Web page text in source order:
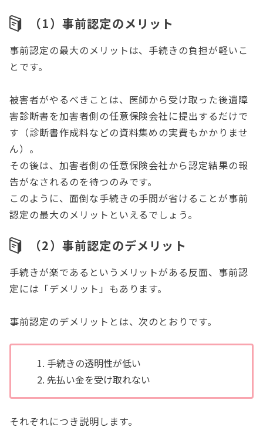
（1）事前認定のメリット
事前認定の最大のメリットは、手続きの負担が軽いこ
とです。
被害者がやるべきことは、医師から受け取った後遺障
害診断書を加害者側の任意保険会社に提出するだけで
す（診断書作成料などの資料集めの実費もかかりませ
ん）。
その後は、加害者側の任意保険会社から認定結果の報
告がなされるのを待つのみです。
このように、面倒な手続きの手間が省けることが事前
認定の最大のメリットといえるでしょう。
（2）事前認定のデメリット
手続きが楽であるというメリットがある反面、事前認
定には「デメリット」もあります。
事前認定のデメリットとは、次のとおりです。
手続きの透明性が低い
先払い金を受け取れない
それぞれにつき説明します。